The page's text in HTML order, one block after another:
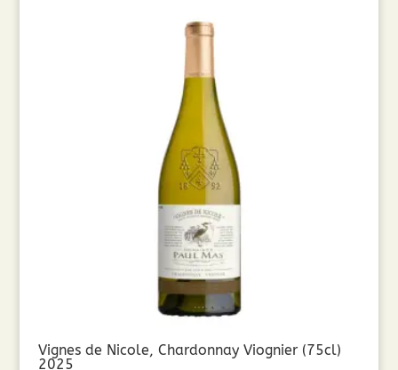
Vignes de Nicole, Chardonnay Viognier (75cl)
2025